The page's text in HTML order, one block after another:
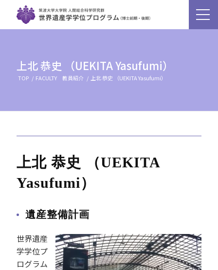
上北 恭史 （UEKITA Yasufumi）
TOP / FACULTY 教員紹介 / 上北 恭史 （UEKITA Yasufumi）
上北 恭史 （UEKITA
Yasufumi）
遺産整備計画
世界遺産
学学位プ
ログラム